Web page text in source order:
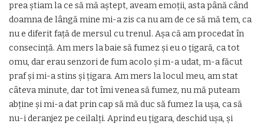
prea știam la ce să mă aștept, aveam emoții, asta până când
doamna de lângă mine mi-a zis ca nu am de ce să mă tem, ca
nu e diferit față de mersul cu trenul. Așa că am procedat în
consecință. Am mers la baie să fumez și eu o țigară, ca tot
omu, dar erau senzori de fum acolo și m-a udat, m-a făcut
praf și mi-a stins și țigara. Am mers la locul meu, am stat
câteva minute, dar tot îmi venea să fumez, nu mă puteam
abține și mi-a dat prin cap să mă duc să fumez la ușa, ca să
nu-i deranjez pe ceilalți. Aprind eu țigara, deschid ușa, și